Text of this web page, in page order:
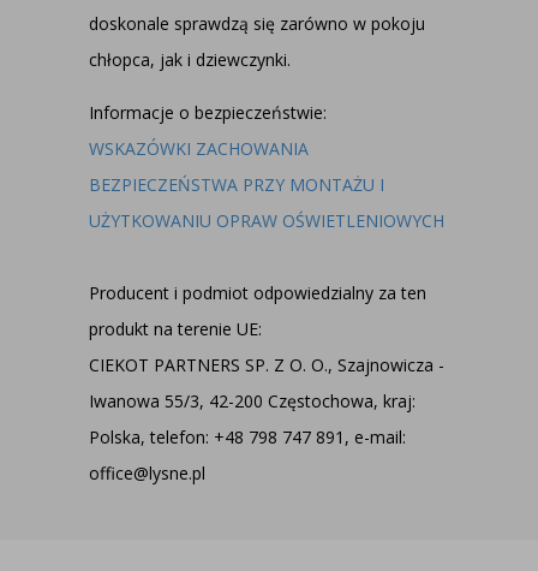
doskonale sprawdzą się zarówno w pokoju
chłopca, jak i dziewczynki.
Informacje o bezpieczeństwie:
WSKAZÓWKI ZACHOWANIA
BEZPIECZEŃSTWA PRZY MONTAŻU I
UŻYTKOWANIU OPRAW OŚWIETLENIOWYCH
Producent i podmiot odpowiedzialny za ten
produkt na terenie UE:
CIEKOT PARTNERS SP. Z O. O., Szajnowicza -
Iwanowa 55/3, 42-200 Częstochowa, kraj:
Polska, telefon: +48 798 747 891, e-mail:
office@lysne.pl